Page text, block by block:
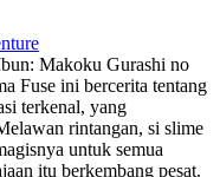
Makoku Gurashi no
Fuse ini bercerita tentang
terkenal, yang
rintangan, si slime
untuk semua
itu berkembang pesat.